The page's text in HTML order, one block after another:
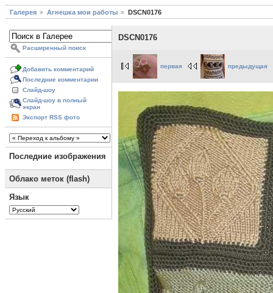
Галерея Агнешка мои работы DSCN0176
Расширенный поиск
Добавить комментарий
Последние комментарии
Слайд-шоу
Слайд-шоу в полный
экран
Экспорт RSS фото
Последние изображения
Облако меток (flash)
Язык
DSCN0176
первая предыдущая